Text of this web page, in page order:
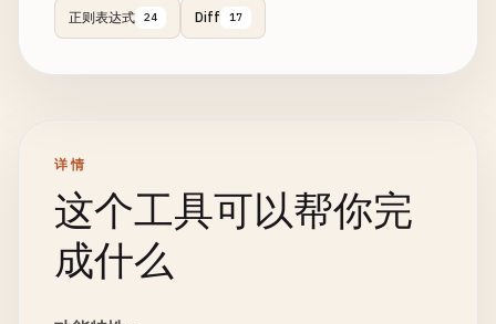
正则表达式 24 Diff 17
详情
这个工具可以帮你完
成什么